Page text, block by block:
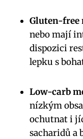
Gluten-free
⁤nebo mají
dispozici⁣
lepku s
Low-carb
nízkým
ochutnat i
‍sacharidů a